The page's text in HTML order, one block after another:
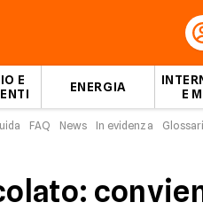
E
ENERGIA
E
FAQ News In evidenza